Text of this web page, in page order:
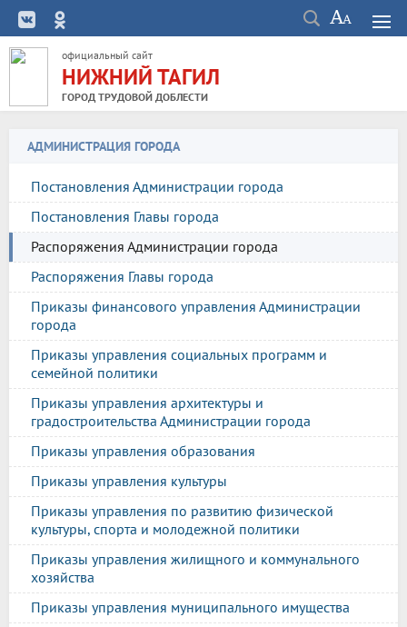
официальный сайт
НИЖНИЙ ТАГИЛ
ГОРОД ТРУДОВОЙ ДОБЛЕСТИ
АДМИНИСТРАЦИЯ ГОРОДА
Постановления Администрации города
Постановления Главы города
Распоряжения Администрации города
Распоряжения Главы города
Приказы финансового управления Администрации
города
Приказы управления социальных программ и
семейной политики
Приказы управления архитектуры и
градостроительства Администрации города
Приказы управления образования
Приказы управления культуры
Приказы управления по развитию физической
культуры, спорта и молодежной политики
Приказы управления жилищного и коммунального
хозяйства
Приказы управления муниципального имущества